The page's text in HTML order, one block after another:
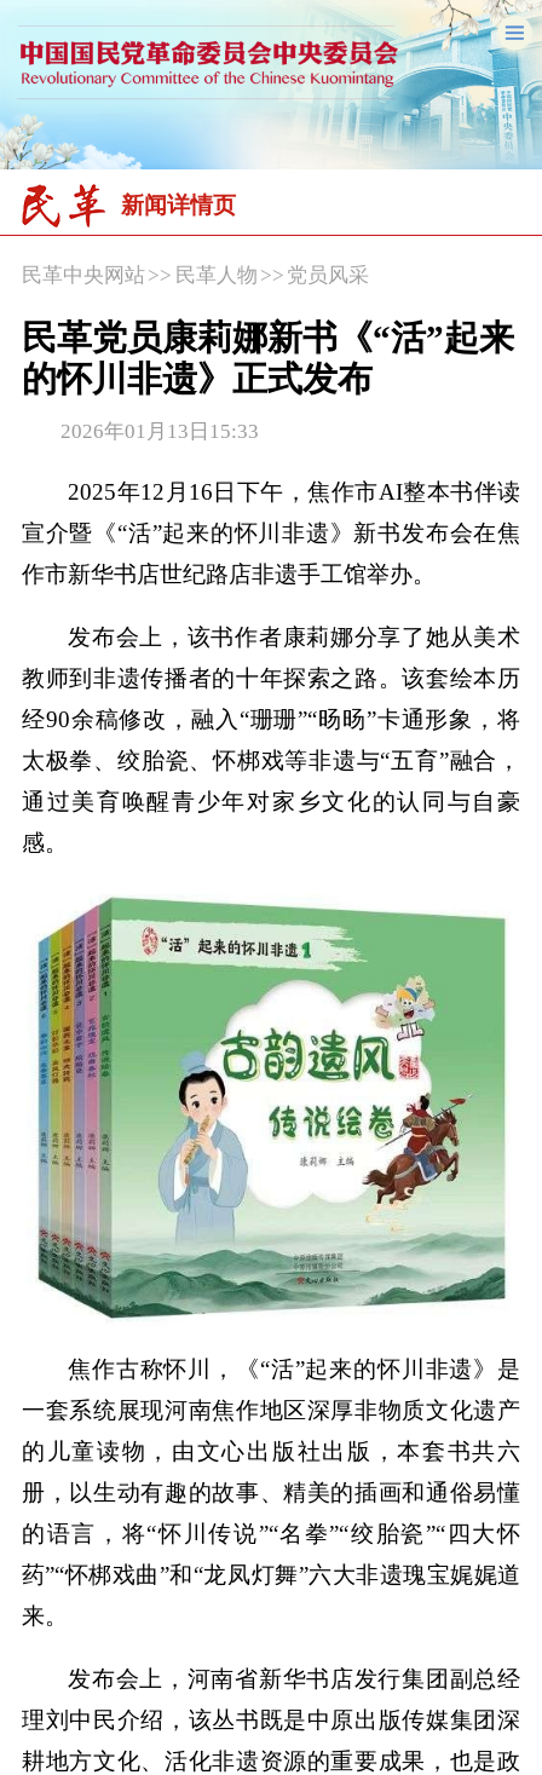
新闻详情页
民革中央网站>> 民革人物 >> 党员风采
民革党员康莉娜新书《“活”起来
的怀川非遗》正式发布
2026年01月13日15:33
2025年12月16日下午，焦作市AI整本书伴读
宣介暨《“活”起来的怀川非遗》新书发布会在焦
作市新华书店世纪路店非遗手工馆举办。
发布会上，该书作者康莉娜分享了她从美术
教师到非遗传播者的十年探索之路。该套绘本历
经90余稿修改，融入“珊珊”“旸旸”卡通形象，将
太极拳、绞胎瓷、怀梆戏等非遗与“五育”融合，
通过美育唤醒青少年对家乡文化的认同与自豪
感。
焦作古称怀川，《“活”起来的怀川非遗》是
一套系统展现河南焦作地区深厚非物质文化遗产
的儿童读物，由文心出版社出版，本套书共六
册，以生动有趣的故事、精美的插画和通俗易懂
的语言，将“怀川传说”“名拳”“绞胎瓷”“四大怀
药”“怀梆戏曲”和“龙凤灯舞”六大非遗瑰宝娓娓道
来。
发布会上，河南省新华书店发行集团副总经
理刘中民介绍，该丛书既是中原出版传媒集团深
耕地方文化、活化非遗资源的重要成果，也是政